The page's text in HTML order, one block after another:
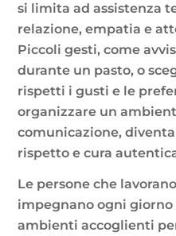
si limita ad assistenza
relazione, empatia e
Piccoli gesti, come
durante un pasto, o
rispetti i gusti e le
organizzare un
comunicazione,
rispetto e cura
Le persone che
impegnano ogni giorno
ambienti accoglienti